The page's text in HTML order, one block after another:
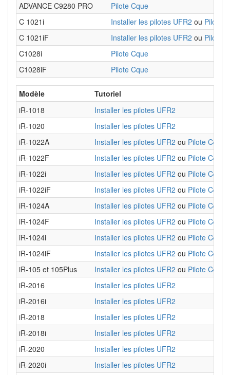
ADVANCE C9280 PRO
Pilote Cque
C 1021i
Installer les pilotes UFR2 ou Pilote
C 1021iF
Installer les pilotes UFR2 ou Pilote
C1028i
Pilote Cque
C1028iF
Pilote Cque
Modèle
Tutoriel
iR-1018
Installer les pilotes UFR2
iR-1020
Installer les pilotes UFR2
iR-1022A
Installer les pilotes UFR2 ou Pilote Cque
iR-1022F
Installer les pilotes UFR2 ou Pilote Cque
iR-1022i
Installer les pilotes UFR2 ou Pilote Cque
iR-1022iF
Installer les pilotes UFR2 ou Pilote Cque
iR-1024A
Installer les pilotes UFR2 ou Pilote Cque
iR-1024F
Installer les pilotes UFR2 ou Pilote Cque
iR-1024i
Installer les pilotes UFR2 ou Pilote Cque
iR-1024iF
Installer les pilotes UFR2 ou Pilote Cque
iR-105 et 105Plus
Installer les pilotes UFR2 ou Pilote Cque
iR-2016
Installer les pilotes UFR2
iR-2016i
Installer les pilotes UFR2
iR-2018
Installer les pilotes UFR2
iR-2018i
Installer les pilotes UFR2
iR-2020
Installer les pilotes UFR2
iR-2020i
Installer les pilotes UFR2